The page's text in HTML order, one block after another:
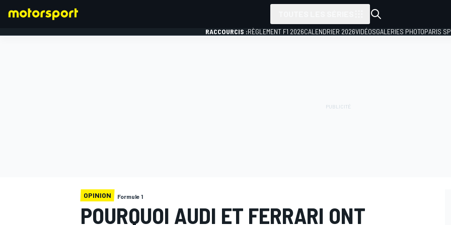
RACCOURCIS :RÈGLEMENT F1 2026CALENDRIER 2026VIDÉOSGALERIES PHOTOPARIS
OPINION Formule 1
POURQUOI AUDI ET FERRARI ONT